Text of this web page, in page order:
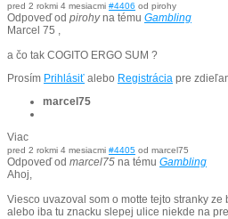
pred 2 rokmi 4 mesiacmi #4406 od pirohy
Odpoveď od pirohyna tému Gambling
Marcel 75 ,
a čo tak COGITO ERGO SUM ?
Prosím Prihlásiť alebo Registrácia pre
marcel75
Viac
pred 2 rokmi 4 mesiacmi #4405 od marcel75
Odpoveď od marcel75 na tému Gambling
Ahoj,
Viesco uvazoval som o motte tejto stranky ze
alebo iba tu znacku slepej ulice niekde na